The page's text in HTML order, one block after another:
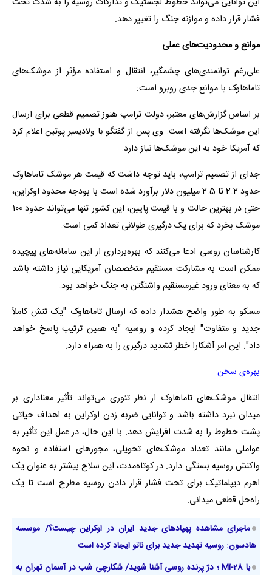
فشار قرار داده و موازنه جنگ را تغییر دهد.
موانع و محدودیت‌های عملی
علی‌رغم توانمندی‌های چشمگیر، انتقال و استفاده مؤثر از موشک‌های
تاماهاوک با موانع جدی روبرو است:
بر اساس گزارش‌های معتبر، دولت ترامپ هنوز تصمیم قطعی برای ارسال
این موشک‌ها نگرفته است. وی پس از گفتگو با ولادیمیر پوتین اعلام کرد
که آمریکا خود به این موشک‌ها نیاز دارد.
جدای از تصمیم ترامپ، باید توجه داشت که قیمت هر موشک تاماهاوک
حدود 2.2 تا 2.5 میلیون دلار برآورد شده است با بودجه محدود اوکراین،
حتی در بهترین حالت و با قیمت پایین، این کشور تنها می‌تواند حدود 100
موشک بخرد که برای یک درگیری طولانی تعداد کمی است.
کارشناسان روسی ادعا می‌کنند که بهره‌برداری از این سامانه‌های پیچیده
ممکن است به مشارکت مستقیم متخصصان آمریکایی نیاز داشته باشد
که به معنای ورود غیرمستقیم واشنگتن به جنگ خواهد بود.
مسکو به طور واضح هشدار داده که ارسال تاماهاوک "یک تنش کاملاً
جدید و متفاوت" ایجاد کرده و روسیه "به همین ترتیب پاسخ خواهد
داد". این امر آشکارا خطر تشدید درگیری را به همراه دارد.
بهره‌ی سخن
انتقال موشک‌های تاماهاوک از نظر تئوری می‌تواند تأثیر معناداری بر
میدان نبرد داشته باشد و توانایی ضربه زدن اوکراین به اهداف حیاتی
پشت خطوط را به شدت افزایش دهد. با این حال، در عمل این تأثیر به
عواملی مانند تعداد موشک‌های تحویلی، مجوزهای استفاده و نحوه
واکنش روسیه بستگی دارد. در کوتاه‌مدت، این سلاح بیشتر به عنوان یک
اهرم دیپلماتیک برای تحت فشار قرار دادن روسیه مطرح است تا یک
راه‌حل قطعی میدانی.
ماجرای مشاهده پهپادهای جدید ایران در اوکراین چیست؟/ موسسه
هادسون: روسیه تهدید جدید برای ناتو ایجاد کرده است
با Mi-28 ؛ دژ پرنده روسی آشنا شوید/ شکارچی شب در آسمان تهران به